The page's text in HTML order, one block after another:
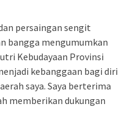
persaingan sengit
bangga mengumumkan
Kebudayaan Provinsi
kebanggaan bagi diri
saya. Saya berterima
memberikan dukungan